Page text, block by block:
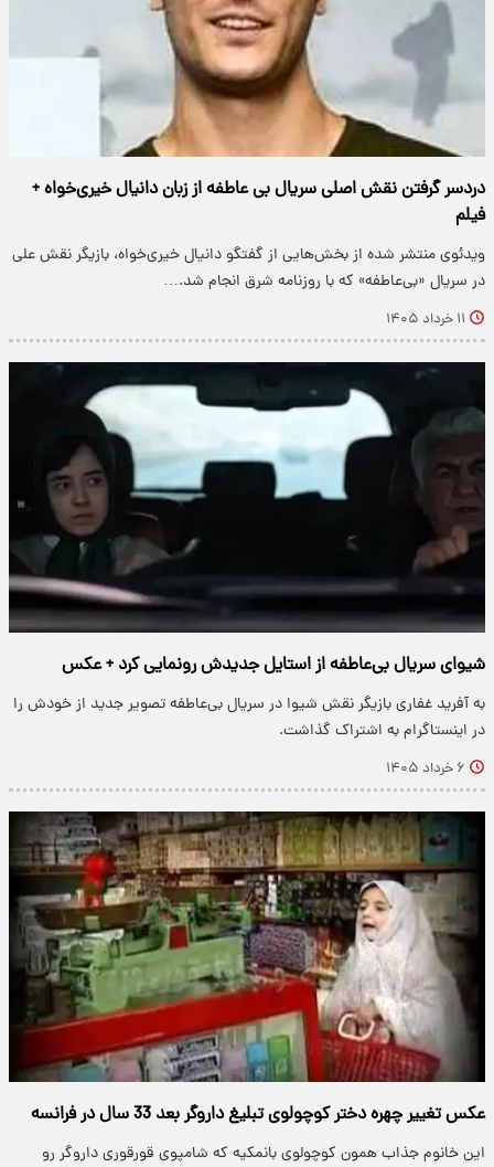
دردسر گرفتن نقش اصلی سریال بی عاطفه از زبان دانیال خیری‌‌خواه +
فیلم
ویدئوی منتشر شده از بخش‌هایی از گفتگو دانیال خیری‌‌خواه، بازیگر نقش علی
در سریال «بی‌عاطفه» که با روزنامه شرق انجام شد.…
۱۱ خرداد ۱۴۰۵
شیوای سریال بی‌عاطفه از استایل جدیدش رونمایی کرد + عکس
به آفرید غفاری بازیگر نقش شیوا در سریال بی‌عاطفه تصویر جدید از خودش را
در اینستاگرام به اشتراک گذاشت.
۶ خرداد ۱۴۰۵
عکس تغییر چهره دختر کوچولوی تبلیغ داروگر بعد 33 سال در فرانسه
این خانوم جذاب همون کوچولوی بانمکیه که شامپوی قورقوری داروگر رو